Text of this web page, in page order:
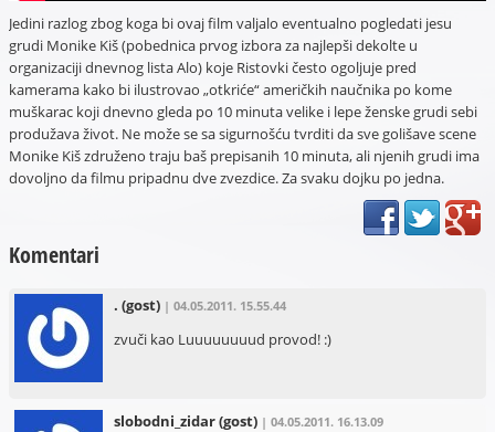
Jedini razlog zbog koga bi ovaj film valjalo eventualno pogledati jesu
grudi Monike Kiš (pobednica prvog izbora za najlepši dekolte u
organizaciji dnevnog lista Alo) koje Ristovki često ogoljuje pred
kamerama kako bi ilustrovao „otkriće“ američkih naučnika po kome
muškarac koji dnevno gleda po 10 minuta velike i lepe ženske grudi sebi
produžava život. Ne može se sa sigurnošću tvrditi da sve golišave scene
Monike Kiš združeno traju baš prepisanih 10 minuta, ali njenih grudi ima
dovoljno da filmu pripadnu dve zvezdice. Za svaku dojku po jedna.
Komentari
. (gost) | 04.05.2011. 15.55.44
zvuči kao Luuuuuuuud provod! :)
slobodni_zidar(gost) | 04.05.2011. 16.13.09